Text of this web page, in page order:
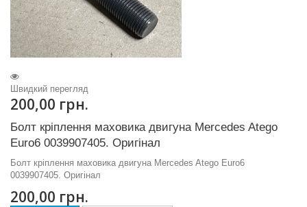
Швидкий перегляд
200,00 грн.
Болт кріплення маховика двигуна Mercedes Atego
Euro6 0039907405. Оригінал
Болт кріплення маховика двигуна Mercedes Atego Euro6
0039907405. Оригінал
200,00 грн.